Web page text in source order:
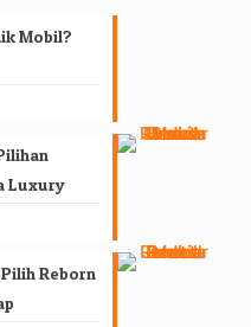
Mobil?
Luxury
Reborn